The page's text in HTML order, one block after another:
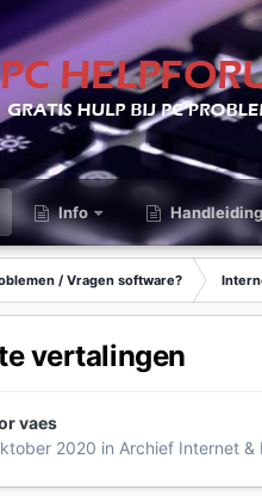
Info
/ Vragen software?
vertalingen
vaes
2020 in Archief Internet &